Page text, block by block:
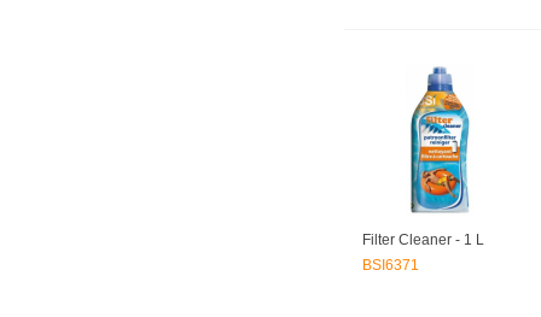
Filter Cleaner - 1 L
BSI6371